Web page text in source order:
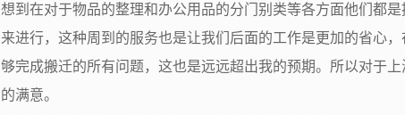
想到在对于物品的整理和办公用品的分门别类等各方面他们都
来进行，这种周到的服务也是让我们后面的工作是更加的省心
够完成搬迁的所有问题，这也是远远超出我的预期。所以对于
的满意。